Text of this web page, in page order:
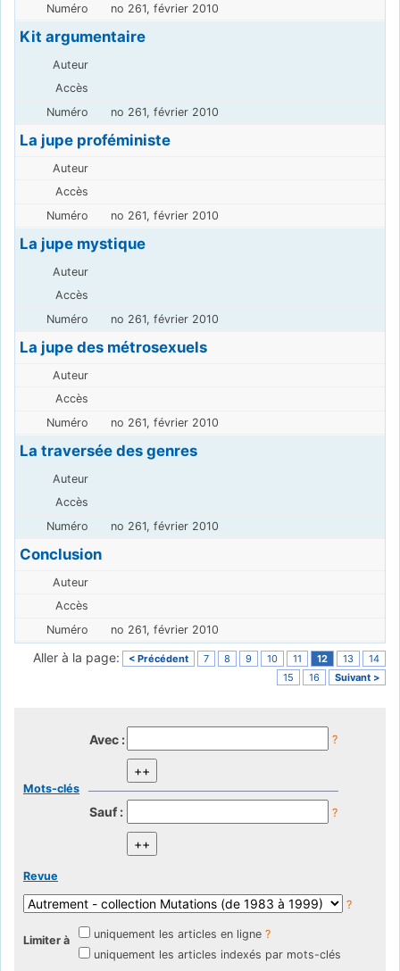
no 261, février 2010
Kit argumentaire
no 261, février 2010
La jupe proféministe
no 261, février 2010
La jupe mystique
no 261, février 2010
La jupe des métrosexuels
no 261, février 2010
La traversée des genres
no 261, février 2010
Conclusion
no 261, février 2010
Aller à la page: < Précédent 7 8 9 10 11 12 13
14
15
16 Suivant >
Mots-clés
Avec : ?
Sauf : ?
Revue
?
Limiter à uniquement les articles en ligne ?
uniquement les articles indexés par mots-clés